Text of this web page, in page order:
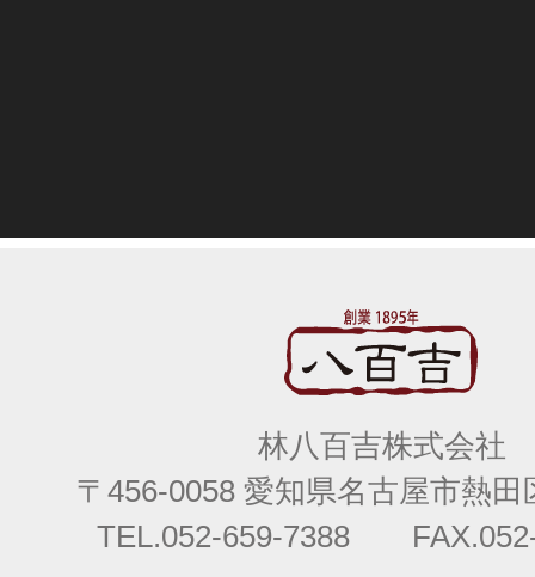
林八百吉株式会社
〒456-0058 愛知県名古屋市熱田
TEL.052-659-7388